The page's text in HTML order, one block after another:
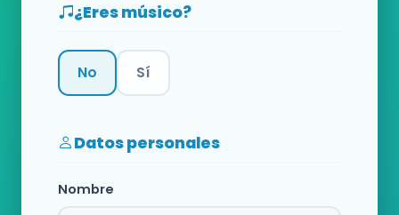
¿Eres músico?
No Sí
Datos personales
Nombre